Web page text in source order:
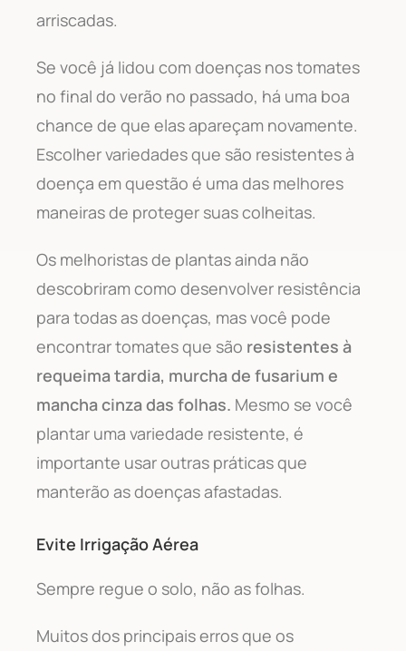
arriscadas.
Se você já lidou com doenças nos tomates
no final do verão no passado, há uma boa
chance de que elas apareçam novamente.
Escolher variedades que são resistentes à
doença em questão é uma das melhores
maneiras de proteger suas colheitas.
Os melhoristas de plantas ainda não
descobriram como desenvolver resistência
para todas as doenças, mas você pode
encontrar tomates que são resistentes à
requeima tardia, murcha de fusarium e
mancha cinza das folhas. Mesmo se você
plantar uma variedade resistente, é
importante usar outras práticas que
manterão as doenças afastadas.
Evite Irrigação Aérea
Sempre regue o solo, não as folhas.
Muitos dos principais erros que os